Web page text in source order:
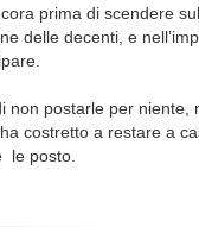
prima di scendere
delle decenti, e
non postarle per
costretto a restare a
le posto.